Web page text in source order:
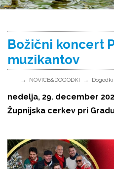
Božični koncert
muzikantov
NOVICE&DOGODKI Dogodki
nedelja, 29. december
Župnijska cerkev pri